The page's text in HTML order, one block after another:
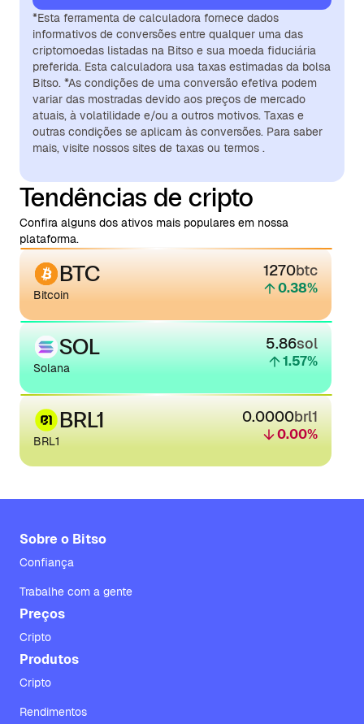
*Esta ferramenta de calculadora fornece dados
informativos de conversões entre qualquer uma das
criptomoedas listadas na Bitso e sua moeda fiduciária
preferida. Esta calculadora usa taxas estimadas da bolsa
Bitso. *As condições de uma conversão efetiva podem
variar das mostradas devido aos preços de mercado
atuais, à volatilidade e/ou a outros motivos. Taxas e
outras condições se aplicam às conversões. Para saber
mais, visite nossos sites de taxas ou termos .
Tendências de cripto
Confira alguns dos ativos mais populares em nossa
plataforma.
BTC
Bitcoin
1270btc
0.38%
SOL
Solana
5.86sol
1.57%
BRL1
BRL1
0.0000brl1
0.00%
Sobre o Bitso
Confiança
Trabalhe com a gente
Preços
Cripto
Produtos
Cripto
Rendimentos